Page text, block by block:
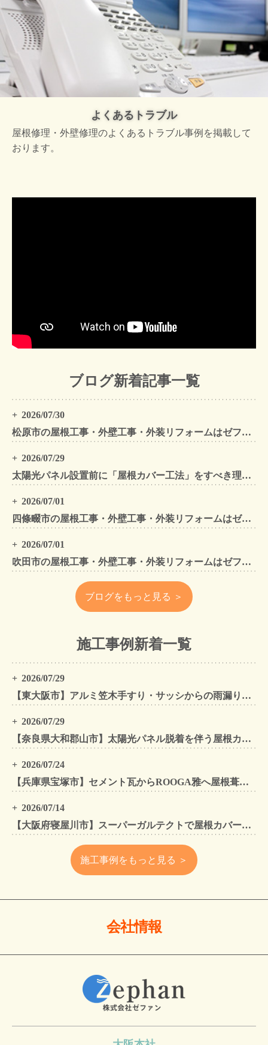
よくあるトラブル
屋根修理・外壁修理のよくあるトラブル事例を掲載して
おります。
ブログ新着記事一覧
2026/07/30
松原市の屋根工事・外壁工事・外装リフォームはゼファン！松原市内の工事事例もご紹介
2026/07/29
太陽光パネル設置前に「屋根カバー工法」をすべき理由！葺き替えとの違いや費用・雨漏り対策をプロが解説
2026/07/01
四條畷市の屋根工事・外壁工事・外装リフォームはゼファン！四條畷内の工事事例もご紹介
2026/07/01
吹田市の屋根工事・外壁工事・外装リフォームはゼファン！吹田市内の工事事例もご紹介
ブログをもっと見る ＞
施工事例新着一覧
2026/07/29
【東大阪市】アルミ笠木手すり・サッシからの雨漏りを解消｜外壁金属サイディングカバー工法
2026/07/29
【奈良県大和郡山市】太陽光パネル脱着を伴う屋根カバー工法・外壁カバー工法・外壁塗装工事｜スーパーガルテクト施工事例
2026/07/24
【兵庫県宝塚市】セメント瓦からROOGA雅へ屋根葺き替え モダングレーで軽量化・外壁塗装も同時施工
2026/07/14
【大阪府寝屋川市】スーパーガルテクトで屋根カバー工法・外壁塗装・雨樋工事｜住まいをトータルリフォームした施工事例
施工事例をもっと見る ＞
会社情報